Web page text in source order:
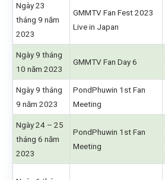
Ngày 23
tháng 9 năm
2023
GMMTV Fan Fest 2023
Live in Japan
Ngày 9 tháng
10 năm 2023
GMMTV Fan Day 6
Ngày 9 tháng
9 năm 2023
PondPhuwin 1st Fan
Meeting
Ngày 24 – 25
tháng 6 năm
2023
PondPhuwin 1st Fan
Meeting